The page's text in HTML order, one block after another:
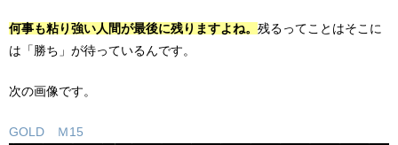
何事も粘り強い人間が最後に残りますよね。 残るってことはそこに
は「勝ち」が待っているんです。
次の画像です。
GOLD Ｍ15